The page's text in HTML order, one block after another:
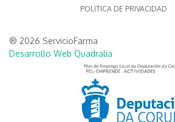
POLITICA DE PRIVACIDAD
® 2026 ServicioFarma
Desarrollo Web Quadralia